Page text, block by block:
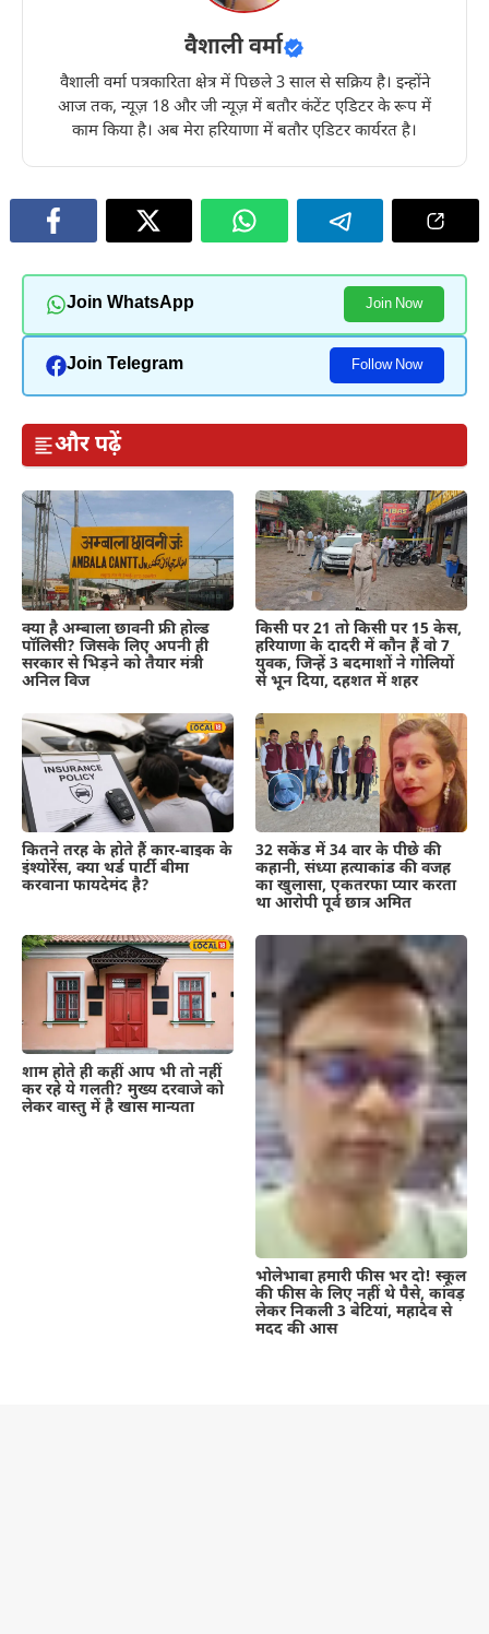
वैशाली वर्मा
वैशाली वर्मा पत्रकारिता क्षेत्र में पिछले 3 साल से सक्रिय है। इन्होंने
आज तक, न्यूज़ 18 और जी न्यूज़ में बतौर कंटेंट एडिटर के रूप में
काम किया है। अब मेरा हरियाणा में बतौर एडिटर कार्यरत है।
Join WhatsApp Join Now
Join Telegram Follow Now
और पढ़ें
क्या है अम्बाला छावनी फ्री होल्ड
पॉलिसी? जिसके लिए अपनी ही
सरकार से भिड़ने को तैयार मंत्री
अनिल विज
किसी पर 21 तो किसी पर 15 केस,
हरियाणा के दादरी में कौन हैं वो 7
युवक, जिन्हें 3 बदमाशों ने गोलियों
से भून दिया, दहशत में शहर
कितने तरह के होते हैं कार-बाइक के
इंश्योरेंस, क्या थर्ड पार्टी बीमा
करवाना फायदेमंद है?
32 सकेंड में 34 वार के पीछे की
कहानी, संध्या हत्याकांड की वजह
का खुलासा, एकतरफा प्यार करता
था आरोपी पूर्व छात्र अमित
शाम होते ही कहीं आप भी तो नहीं
कर रहे ये गलती? मुख्य दरवाजे को
लेकर वास्तु में है खास मान्यता
भोलेभाबा हमारी फीस भर दो! स्कूल
की फीस के लिए नहीं थे पैसे, कांवड़
लेकर निकली 3 बेटियां, महादेव से
मदद की आस